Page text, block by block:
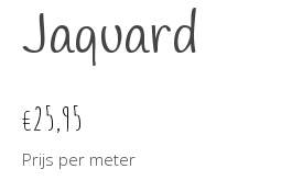
Jaquard
€25,95
Prijs per meter